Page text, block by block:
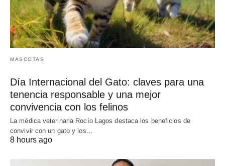
MASCOTAS
Día Internacional del Gato: claves para una
tenencia responsable y una mejor
convivencia con los felinos
La médica veterinaria Rocío Lagos destaca los beneficios de
convivir con un gato y los…
8 hours ago